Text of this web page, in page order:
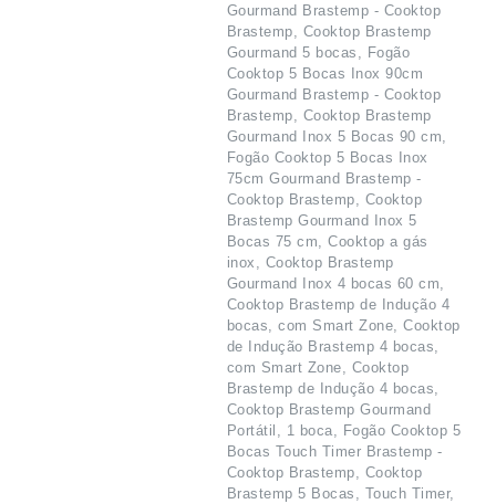
Gourmand Brastemp - Cooktop
Brastemp, Cooktop Brastemp
Gourmand 5 bocas, Fogão
Cooktop 5 Bocas Inox 90cm
Gourmand Brastemp - Cooktop
Brastemp, Cooktop Brastemp
Gourmand Inox 5 Bocas 90 cm,
Fogão Cooktop 5 Bocas Inox
75cm Gourmand Brastemp -
Cooktop Brastemp, Cooktop
Brastemp Gourmand Inox 5
Bocas 75 cm, Cooktop a gás
inox, Cooktop Brastemp
Gourmand Inox 4 bocas 60 cm,
Cooktop Brastemp de Indução 4
bocas, com Smart Zone, Cooktop
de Indução Brastemp 4 bocas,
com Smart Zone, Cooktop
Brastemp de Indução 4 bocas,
Cooktop Brastemp Gourmand
Portátil, 1 boca, Fogão Cooktop 5
Bocas Touch Timer Brastemp -
Cooktop Brastemp, Cooktop
Brastemp 5 Bocas, Touch Timer,